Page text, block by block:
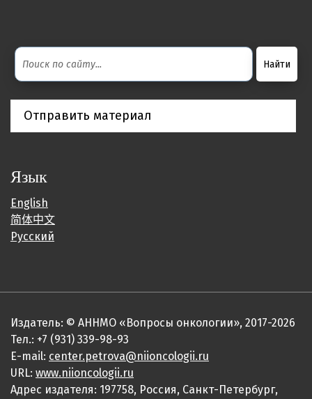
Отправить материал
Язык
English
简体中文
Русский
Издатель: © АННМО «Вопросы онкологии», 2017-2026
Тел.: +7 (931) 339-98-93
E-mail: center.petrova@niioncologii.ru
URL: www.niioncologii.ru
Адрес издателя: 197758, Россия, Санкт-Петербург,